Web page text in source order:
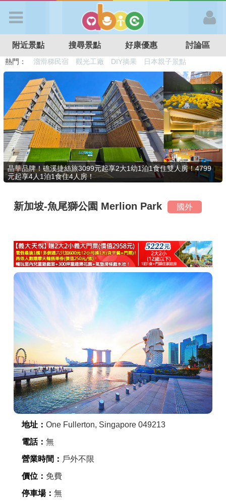
APP登入
首 頁
搜尋景點
好康優惠
最新消息
最新留言
商家合作
推薦景點
討論區
聯絡我們
APP下載
附近景點 搜尋景點 好康優惠 討論區
熱門： 溜滑梯民宿 觀光工廠 DIY摘果
日本親子景點
特色遊戲場
親子住房優惠 台北親子餐廳 溫泉泡湯SPA
晶華品牌！礁溪捷絲旅3099元起享2大1幼1泊1食住雙人房！4799
元起享4人1泊1食住4人房！
新加坡-魚尾獅公園 Merlion Park 國外
地址： One Fullerton, Singapore 049213
電話： 無
營業時間： 戶外不限
價位： 免費
停車場： 無